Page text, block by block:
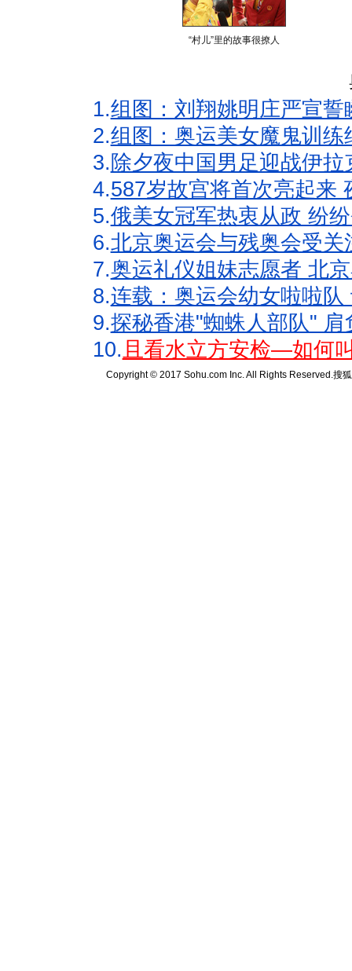
“村儿”里的故事很撩人
1.组图：刘翔姚明庄严宣
2.组图：奥运美女魔鬼训
3. 除夕夜中国男足迎战伊
4.587岁故宫将首次亮起来
5.俄美女冠军热衷从政 纷
6.北京奥运会与残奥会受
7.奥运礼仪姐妹志愿者 北
8.连载：奥运会幼女啦啦
9.探秘香港"蜘蛛人部队"
10.且看水立方安检—如何
Copyright © 2017 Sohu.com Inc. All Rights Reserved.搜